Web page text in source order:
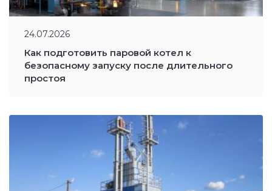
24.07.2026
Как подготовить паровой котел к
безопасному запуску после длительного
простоя